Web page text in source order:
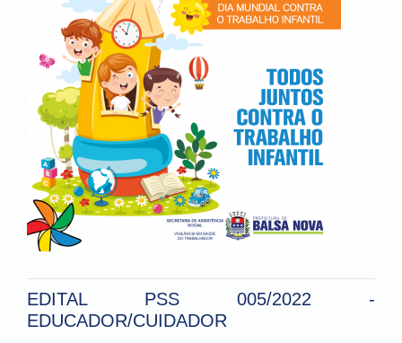
EDITAL PSS 005/2022 -
EDUCADOR/CUIDADOR